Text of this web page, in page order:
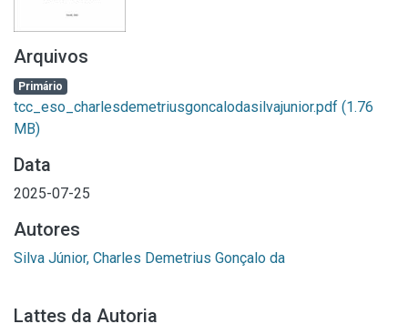
Arquivos
Primário
tcc_eso_charlesdemetriusgoncalodasilvajunior.pdf (1.76
MB)
Data
2025-07-25
Autores
Silva Júnior, Charles Demetrius Gonçalo da
Lattes da Autoria